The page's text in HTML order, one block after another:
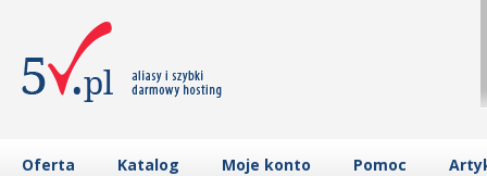
Oferta Katalog Moje konto Pomoc